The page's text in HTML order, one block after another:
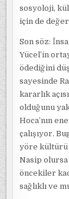
sosyoloji,
için de
Son söz:
Yücel’in
ödediğini
sayesinde
kararlık
olduğunu
Hoca’nın
çalışıyor.
yöre kültürü
Nasip olursa
öncekiler
sağlıklı ve